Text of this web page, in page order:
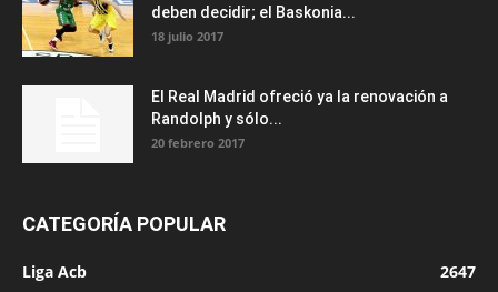
deben decidir; el Baskonia...
18 julio 2017
El Real Madrid ofreció ya la renovación a
Randolph y sólo...
20 febrero 2017
CATEGORÍA POPULAR
Liga Acb
2647